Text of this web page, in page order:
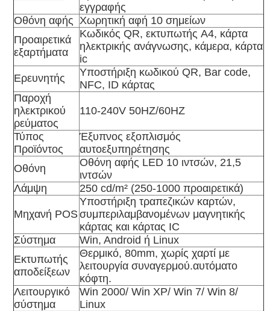
εγγραφής
Οθόνη αφής Χωρητική αφή 10 σημείων
Προαιρετικά
εξαρτήματα
Κωδικός QR, εκτυπωτής A4, κάρτα
ηλεκτρικής ανάγνωσης, κάμερα, κάρτα
ic
Ερευνητής
Υποστήριξη κωδικού QR, Bar code,
NFC, ID κάρτας
Παροχή
ηλεκτρικού
ρεύματος
110-240V 50HZ/60HZ
Τύπος
Προϊόντος
Έξυπνος εξοπλισμός
αυτοεξυπηρέτησης
Οθόνη
Οθόνη αφής LED 10 ιντσών, 21,5
ιντσών
Λάμψη
250 cd/m² (250-1000 προαιρετικά)
Μηχανή POS
Υποστήριξη τραπεζικών καρτών,
συμπεριλαμβανομένων μαγνητικής
κάρτας και κάρτας IC
Σύστημα
Win, Android ή Linux
Εκτυπωτής
αποδείξεων
Θερμικό, 80mm, χωρίς χαρτί με
λειτουργία συναγερμού.αυτόματο
κόφτη.
Λειτουργικό
σύστημα
Win 2000/ Win XP/ Win 7/ Win 8/
Linux